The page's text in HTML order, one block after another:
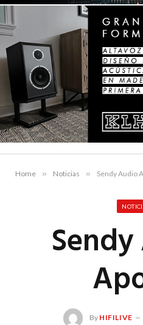
Home » Noticias » Sendy Audio
By HIFILIVE